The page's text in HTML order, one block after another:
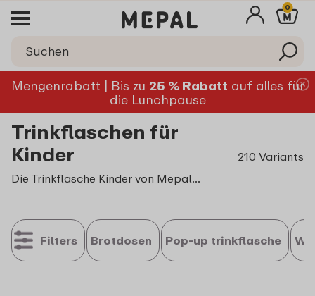
0
Mengenrabatt | Bis zu 25 % Rabatt auf alles für
die Lunchpause
Trinkflaschen für
Kinder
210 Variants
Die Trinkflasche Kinder von Mepal schließt absolut dicht und ist auslaufsicher: ideal für Schule, Kindergarten oder Ausflüge. Auch für kleine Kinderhände ist sie leicht zu öffnen und sicher wieder zu verschließen. Besonders beliebt: unsere
Filters Brotdosen Pop-up trinkflasche